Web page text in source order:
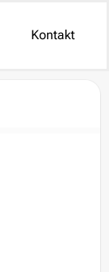
Kontakt